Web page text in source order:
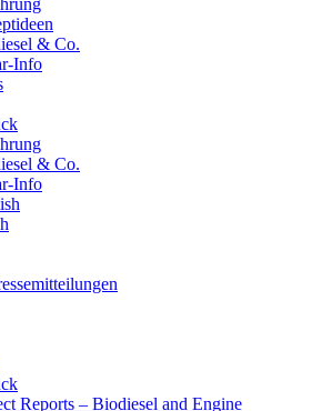
& Co.
Info
& Co.
Info
Reports – Biodiesel and Engine